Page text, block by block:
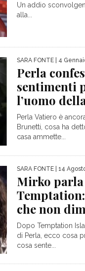
Un addio
alla...
SARA FONTE | 4
Perla
sentimenti
l’uomo
Perla Vatiero è
Brunetti, cosa ha
casa ammette...
SARA FONTE | 14
Mirko
che non
Dopo Temptation
di Perla, ecco cosa
cosa sente...